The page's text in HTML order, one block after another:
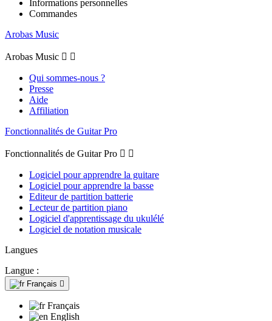
Informations personnelles
Commandes
Arobas Music
Arobas Music  
Qui sommes-nous ?
Presse
Aide
Affiliation
Fonctionnalités de Guitar Pro
Fonctionnalités de Guitar Pro  
Logiciel pour apprendre la guitare
Logiciel pour apprendre la basse
Editeur de partition batterie
Lecteur de partition piano
Logiciel d'apprentissage du ukulélé
Logiciel de notation musicale
Langues
Langue :
Français 
Français
English